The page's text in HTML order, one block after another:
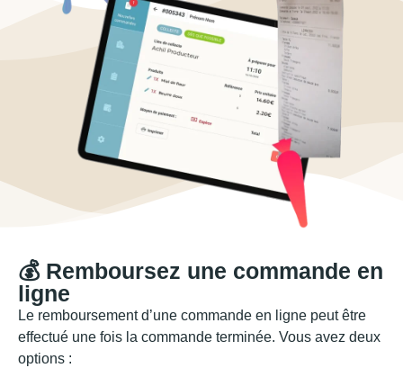
💰 Remboursez une commande en
ligne
Le remboursement d’une commande en ligne peut être
effectué une fois la commande terminée. Vous avez deux
options :